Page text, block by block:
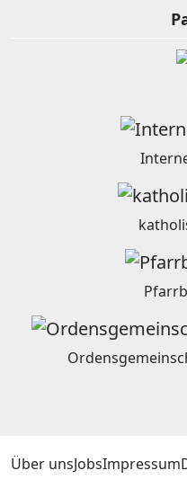
Über unsJobsImpressum